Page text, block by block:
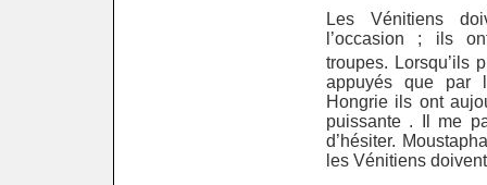
Les Vénitiens
l’occasion ; ils
troupes. Lorsqu’ils
appuyés que par
Hongrie ils ont
puissante . Il me
d’hésiter.
les Vénitiens